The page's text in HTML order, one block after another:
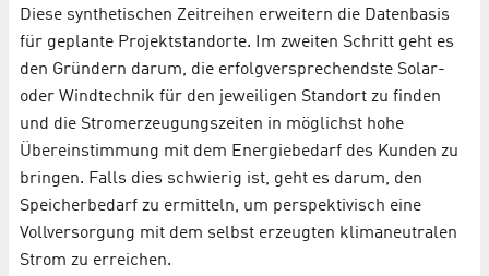
Diese synthetischen Zeitreihen erweitern die Datenbasis
für geplante Projektstandorte. Im zweiten Schritt geht es
den Gründern darum, die erfolgversprechendste Solar-
oder Windtechnik für den jeweiligen Standort zu finden
und die Stromerzeugungszeiten in möglichst hohe
Übereinstimmung mit dem Energiebedarf des Kunden zu
bringen. Falls dies schwierig ist, geht es darum, den
Speicherbedarf zu ermitteln, um perspektivisch eine
Vollversorgung mit dem selbst erzeugten klimaneutralen
Strom zu erreichen.